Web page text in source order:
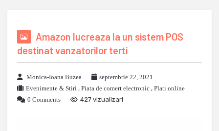
Amazon lucreaza la un sistem POS
destinat vanzatorilor terti
Monica-Ioana Buzea
septembrie 22, 2021
Evenimente & Stiri , Piata de comert electronic , Plati online
0 Comments
427 vizualizari